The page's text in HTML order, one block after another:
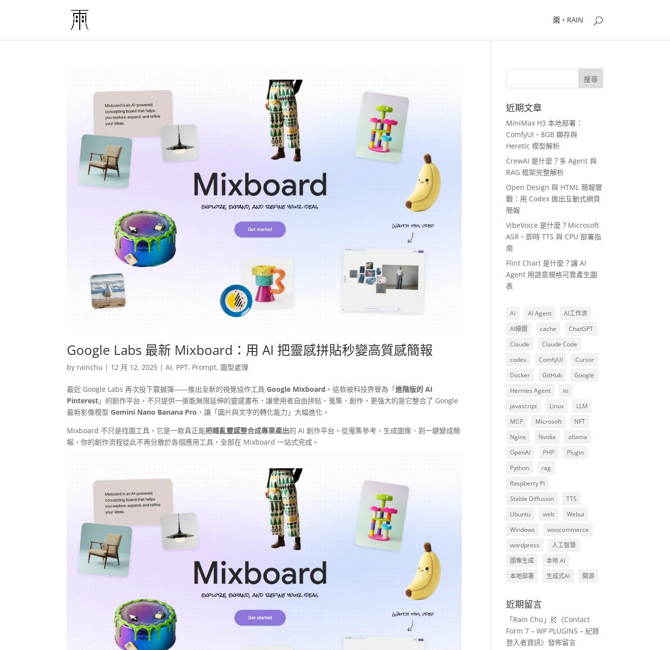
雨，RAIN
Google Labs 最新 Mixboard：用 AI 把靈感拼貼秒變高質感簡報
by rainchu | 12 月 12, 2025 |AI, PPT, Prompt, 圖型處理
最近 Google Labs 再次投下震撼彈——推出全新的視覺協作工具 Google Mixboard 。這款被科技界譽為「進階版的 AI
Pinterest 」的創作平台，不只提供一張能無限延伸的靈感畫布，讓使用者自由拼貼、蒐集、創作，更強大的是它整合了 Google
最新影像模型 Gemini Nano Banana Pro ，讓「圖片與文字的轉化能力」大幅進化。
Mixboard 不只是找圖工具，它是一款真正能把雜亂靈感整合成專業產出的 AI 創作平台。從蒐集參考、生成圖像、到一鍵變成簡
報，你的創作流程從此不再分散於各個應用工具，全部在 Mixboard 一站式完成。
近期文章
MiniMax H3 本地部署：
ComfyUI、8GB 顯存與
Heretic 模型解析
CrewAI 是什麼？多 Agent 與
RAG 框架完整解析
Open Design 與 HTML 簡報實
戰：用 Codex 做出互動式網頁
簡報
VibeVoice 是什麼？Microsoft
ASR、即時 TTS 與 CPU 部署指
南
Flint Chart 是什麼？讓 AI
Agent 用語意規格可靠產生圖
表
AI AI Agent
AI工作流
AI繪圖
cache
ChatGPT
Claude
Claude Code
codex
ComfyUI
Cursor
Docker
GitHub
Google
Hermes Agent
iis
javascript
Linux
LLM
MCP
Microsoft
NFT
Nginx
Nvidia
ollama
OpenAI
PHP
Plugin
Python
rag
Raspberry Pi
Stable Diffusion
TTS
Ubuntu
web
Webui
Windows
woocommerce
wordpress
人工智慧
圖像生成
本地 AI
本地部署
生成式AI 開源
近期留言
「Rain Chu 」於〈Contact
Form 7 – WP PLUGINS – 紀錄
登入者資訊〉發佈留言